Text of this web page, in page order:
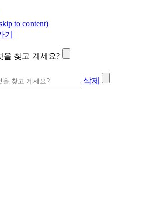
to content)
기
을 찾고 계세요?
삭제